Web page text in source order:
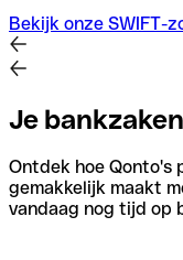
Bekijk onze SWIFT-
Je
Ontdek hoe Qonto's
gemakkelijk maakt
vandaag nog tijd op